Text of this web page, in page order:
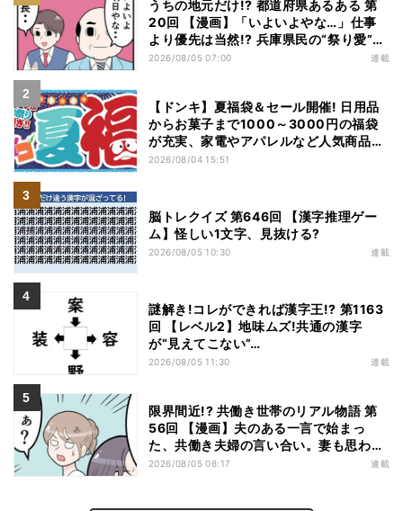
うちの地元だけ!? 都道府県あるある 第
20回 【漫画】「いよいよやな…」仕事
より優先は当然!? 兵庫県民の“祭り愛”が
熱すぎた
2026/08/05 07:00 連載
【ドンキ】夏福袋＆セール開催! 日用品
からお菓子まで1000～3000円の福袋
が充実、家電やアパレルなど人気商品も
特価
2026/08/04 15:51
脳トレクイズ 第646回 【漢字推理ゲー
ム】怪しい1文字、見抜ける?
2026/08/05 10:30 連載
謎解き!コレができれば漢字王!? 第1163
回 【レベル2】地味ムズ!共通の漢字
が“見えてこない”…
2026/08/05 11:30 連載
限界間近!? 共働き世帯のリアル物語 第
56回 【漫画】夫のある一言で始まっ
た、共働き夫婦の言い合い。妻も思わ
ず…
2026/08/05 08:17 連載